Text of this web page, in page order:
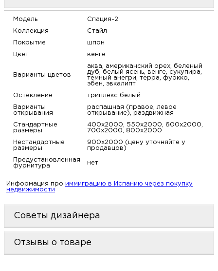
Модель Спация-2
Коллекция Стайл
Покрытие шпон
Цвет венге
Варианты цветов
аква, американский орех, беленый
дуб, белый ясень, венге, сукупира,
темный анегри, терра, фуокко,
эбен, эвкалипт
Остекление триплекс белый
Варианты
открывания
распашная (правое, левое
открывание), раздвижная
Стандартные
размеры
400х2000, 550х2000, 600х2000,
700х2000, 800х2000
Нестандартные
размеры
900х2000 (цену уточняйте у
продавцов)
Предустановленная
фурнитура
нет
Информация про иммиграцию в Испанию через покупку
недвижимости
Советы дизайнера
Отзывы о товаре